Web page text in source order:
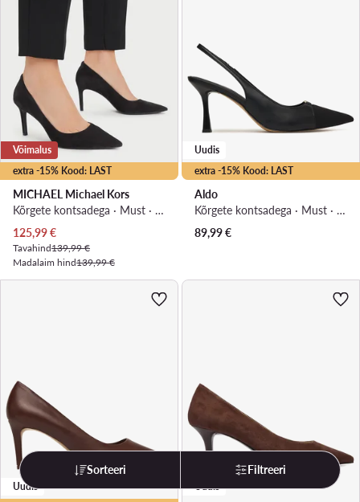
extra -15% Kood: LAST
Võimalus
MICHAEL Michael Kors
Kõrgete kontsadega · Must · 7.5 cm
Praegune hind
125,99€
Tavahind139,99 €
Madalaim hind139,99 €
extra -15% Kood: LAST
Uudis
Aldo
Kõrgete kontsadega · Must · 11 cm
89,99€
Uudis Uudis
Sorteeri Filtreeri